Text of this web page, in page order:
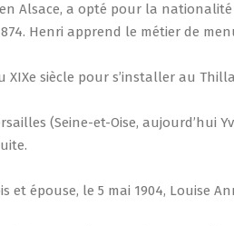
Alsace, a opté pour la
Henri apprend le métier de
siècle pour s’installer au
(Seine-et-Oise, aujourd’hui
épouse, le 5 mai 1904, Louise